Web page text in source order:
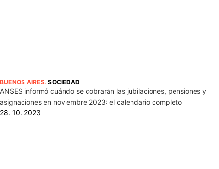
BUENOS AIRES.SOCIEDAD
ANSES informó cuándo se cobrarán las jubilaciones, pensiones y
asignaciones en noviembre 2023: el calendario completo
28. 10. 2023